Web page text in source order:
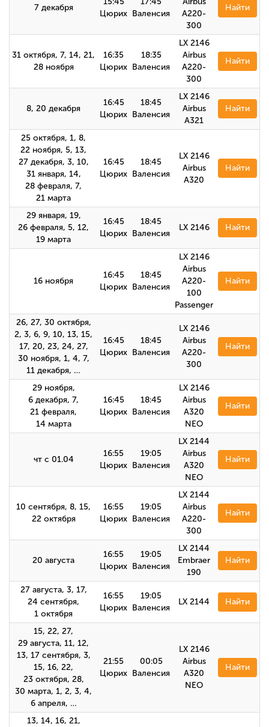
7 декабря
Цюрих Валенсия
A220-
300
Найти
31 октября, 7, 14, 21,
28 ноября
16:35
Цюрих
18:35
Валенсия
LX 2146
Airbus
A220-
300
Найти
8, 20 декабря
16:45
Цюрих
18:45
Валенсия
LX 2146
Airbus
А321
Найти
25 октября, 1, 8,
22 ноября, 5, 13,
27 декабря, 3, 10,
31 января, 14,
28 февраля, 7,
21 марта
16:45
Цюрих
18:45
Валенсия
LX 2146
Airbus
А320
Найти
29 января, 19,
26 февраля, 5, 12,
19 марта
16:45
Цюрих
18:45
Валенсия
LX 2146 Найти
16 ноября
16:45
Цюрих
18:45
Валенсия
LX 2146
Airbus
A220-
100
Passenger
Найти
26, 27, 30 октября,
2, 3, 6, 9, 10, 13, 15,
17, 20, 23, 24, 27,
30 ноября, 1, 4, 7,
11 декабря, …
16:45
Цюрих
18:45
Валенсия
LX 2146
Airbus
A220-
300
Найти
29 ноября,
6 декабря, 7,
21 февраля,
14 марта
16:45
Цюрих
18:45
Валенсия
LX 2146
Airbus
A320
NEO
Найти
чт с 01.04
16:55
Цюрих
19:05
Валенсия
LX 2144
Airbus
A320
NEO
Найти
10 сентября, 8, 15,
22 октября
16:55
Цюрих
19:05
Валенсия
LX 2144
Airbus
A220-
300
Найти
20 августа
16:55
Цюрих
19:05
Валенсия
LX 2144
Embraer
190
Найти
27 августа, 3, 17,
24 сентября,
1 октября
16:55
Цюрих
19:05
Валенсия
LX 2144 Найти
15, 22, 27,
29 августа, 11, 12,
13, 17 сентября, 3,
15, 16, 22,
23 октября, 28,
30 марта, 1, 2, 3, 4,
6 апреля, …
21:55
Цюрих
00:05
Валенсия
LX 2146
Airbus
A320
NEO
Найти
13, 14, 16, 21,